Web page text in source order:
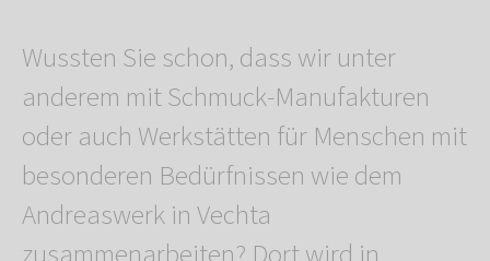
Wussten Sie schon, dass wir unter
anderem mit Schmuck-Manufakturen
oder auch Werkstätten für Menschen mit
besonderen Bedürfnissen wie dem
Andreaswerk in Vechta